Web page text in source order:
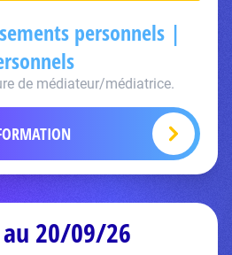
personnels |
de médiateur/médiatrice.
20/09/26